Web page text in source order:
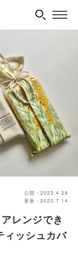
公開：2023.4.28
更新：2023.7.14
レンジでき
ィッシュカバ